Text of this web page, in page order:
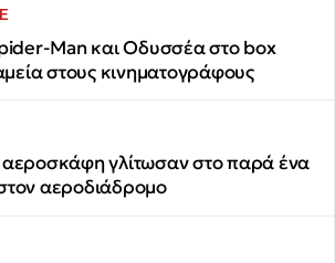
Man και Οδυσσέα στο box
στους κινηματογράφους
γλίτωσαν στο παρά ένα
αεροδιάδρομο